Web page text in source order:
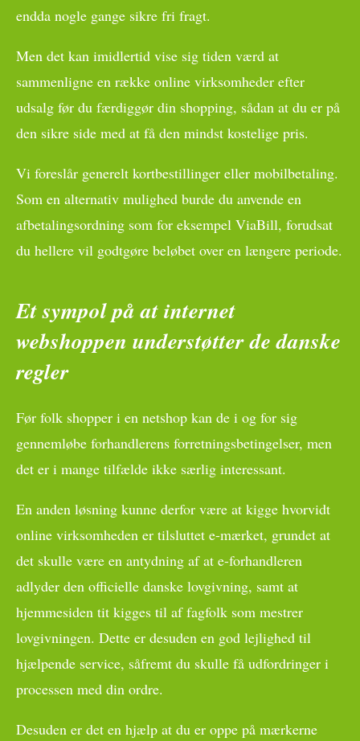
endda nogle gange sikre fri fragt.
Men det kan imidlertid vise sig tiden værd at
sammenligne en række online virksomheder efter
udsalg før du færdiggør din shopping, sådan at du er på
den sikre side med at få den mindst kostelige pris.
Vi foreslår generelt kortbestillinger eller mobilbetaling.
Som en alternativ mulighed burde du anvende en
afbetalingsordning som for eksempel ViaBill, forudsat
du hellere vil godtgøre beløbet over en længere periode.
Et sympol på at internet
webshoppen understøtter de danske
regler
Før folk shopper i en netshop kan de i og for sig
gennemløbe forhandlerens forretningsbetingelser, men
det er i mange tilfælde ikke særlig interessant.
En anden løsning kunne derfor være at kigge hvorvidt
online virksomheden er tilsluttet e-mærket, grundet at
det skulle være en antydning af at e-forhandleren
adlyder den officielle danske lovgivning, samt at
hjemmesiden tit kigges til af fagfolk som mestrer
lovgivningen. Dette er desuden en god lejlighed til
hjælpende service, såfremt du skulle få udfordringer i
processen med din ordre.
Desuden er det en hjælp at du er oppe på mærkerne